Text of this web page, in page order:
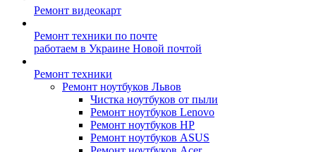
Ремонт видеокарт
Ремонт техники по почте
работаем в Украине Новой почтой
Ремонт техники
Ремонт ноутбуков Львов
Чистка ноутбуков от пыли
Ремонт ноутбуков Lenovo
Ремонт ноутбуков HP
Ремонт ноутбуков ASUS